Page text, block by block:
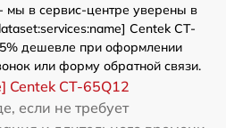
в сервис-центре уверены в
Centek CT-
дешевле при оформлении
или форму обратной связи.
Centek CT-65Q12
если не требует